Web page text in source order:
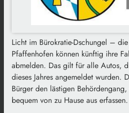
Licht im Bürokratie-Dschungel –
Pfaffenhofen können künftig ihre
abmelden. Das gilt für alle Autos,
dieses Jahres angemeldet wurden.
Bürger den lästigen
bequem von zu Hause aus erfassen.